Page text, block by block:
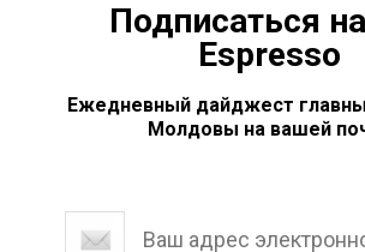
Подписаться
Espresso
Ежедневный дайджест
Молдовы на вашей